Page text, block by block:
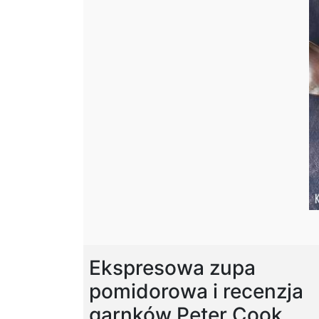
Ekspresowa zupa
pomidorowa i recenzja